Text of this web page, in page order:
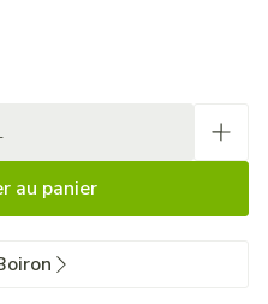
au panier